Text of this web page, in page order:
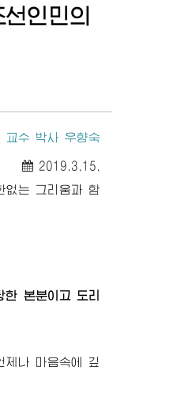
인민의
교수 박사 우향숙
2019.3.15.
없는 그리움과 함
본분이고 도리
제나 마음속에 깊